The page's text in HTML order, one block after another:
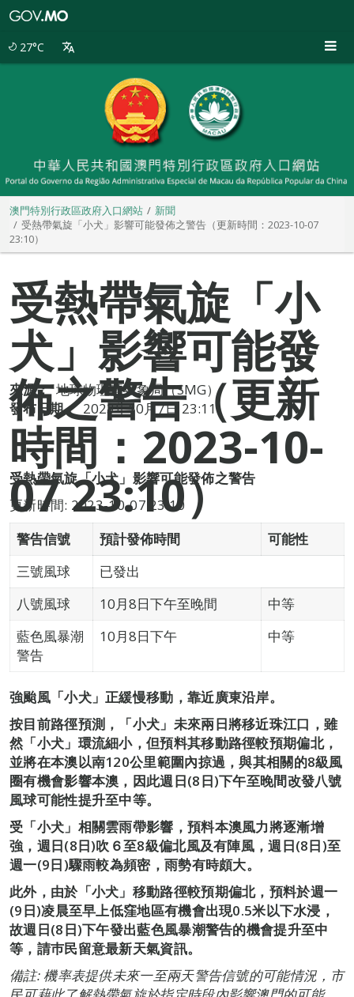
27°C
澳門特別行政區政府入口網站
新聞
受熱帶氣旋「小犬」影響可能發佈之警告（更新時間：2023-10-07
23:10）
受熱帶氣旋「小
犬」影響可能發
佈之警告（更新
時間：2023-10-
07 23:10）
來源： 地球物理暨氣象局（SMG）
發布日期： 2023年10月7日 23:11
受熱帶氣旋「小犬」影響可能發佈之警告
更新時間: 2023-10-07 23:10
警告信號
預計發佈時間
可能性
三號風球
已發出
八號風球
10月8日下午至晚間
中等
藍色風暴潮
警告
10月8日下午 中等
強颱風「小犬」正緩慢移動，靠近廣東沿岸。
按目前路徑預測，「小犬」未來兩日將移近珠江口，雖
然「小犬」環流細小，但預料其移動路徑較預期偏北，
並將在本澳以南120公里範圍內掠過，與其相關的8級風
圈有機會影響本澳，因此週日(8日)下午至晚間改發八號
風球可能性提升至中等。
受「小犬」相關雲雨帶影響，預料本澳風力將逐漸增
強，週日(8日)吹６至8級偏北風及有陣風，週日(8日)至
週一(9日)驟雨較為頻密，雨勢有時頗大。
此外，由於「小犬」移動路徑較預期偏北，預料於週一
(9日)凌晨至早上低窪地區有機會出現0.5米以下水浸，
故週日(8日)下午發出藍色風暴潮警告的機會提升至中
等，請巿民留意最新天氣資訊。
備註: 機率表提供未來一至兩天警告信號的可能情況，市